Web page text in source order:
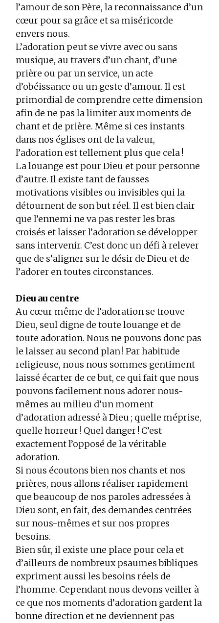
l’amour de son Père, la reconnaissance d’un
cœur pour sa grâce et sa miséricorde
envers nous.
L’adoration peut se vivre avec ou sans
musique, au travers d’un chant, d’une
prière ou par un service, un acte
d’obéissance ou un geste d’amour. Il est
primordial de comprendre cette dimension
afin de ne pas la limiter aux moments de
chant et de prière. Même si ces instants
dans nos églises ont de la valeur,
l’adoration est tellement plus que cela !
La louange est pour Dieu et pour personne
d’autre. Il existe tant de fausses
motivations visibles ou invisibles qui la
détournent de son but réel. Il est bien clair
que l’ennemi ne va pas rester les bras
croisés et laisser l’adoration se développer
sans intervenir. C’est donc un défi à relever
que de s’aligner sur le désir de Dieu et de
l’adorer en toutes circonstances.
Dieu au centre
Au cœur même de l’adoration se trouve
Dieu, seul digne de toute louange et de
toute adoration. Nous ne pouvons donc pas
le laisser au second plan ! Par habitude
religieuse, nous nous sommes gentiment
laissé écarter de ce but, ce qui fait que nous
pouvons facilement nous adorer nous-
mêmes au milieu d’un moment
d’adoration adressé à Dieu ; quelle méprise,
quelle horreur ! Quel danger ! C’est
exactement l’opposé de la véritable
adoration.
Si nous écoutons bien nos chants et nos
prières, nous allons réaliser rapidement
que beaucoup de nos paroles adressées à
Dieu sont, en fait, des demandes centrées
sur nous-mêmes et sur nos propres
besoins.
Bien sûr, il existe une place pour cela et
d’ailleurs de nombreux psaumes bibliques
expriment aussi les besoins réels de
l’homme. Cependant nous devons veiller à
ce que nos moments d’adoration gardent la
bonne direction et ne deviennent pas